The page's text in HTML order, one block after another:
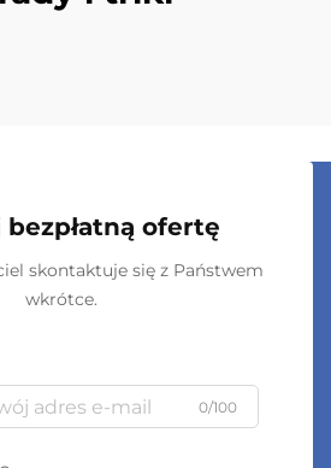
bezpłatną ofertę
skontaktuje się z Państwem
wkrótce.
0/100